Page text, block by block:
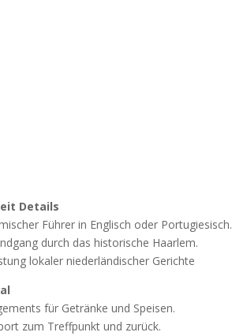
Details
Führer in Englisch oder Portugiesisch.
durch das historische Haarlem.
lokaler niederländischer Gerichte
für Getränke und Speisen.
zum Treffpunkt und zurück.